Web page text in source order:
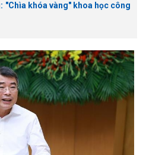
"Chìa khóa vàng" khoa học công